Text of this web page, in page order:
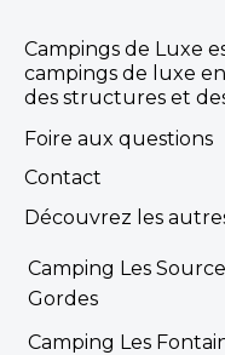
Campings de Luxe
campings de luxe
des structures et
Foire aux questions
Contact
Découvrez les
Camping Les
Gordes
Camping Les